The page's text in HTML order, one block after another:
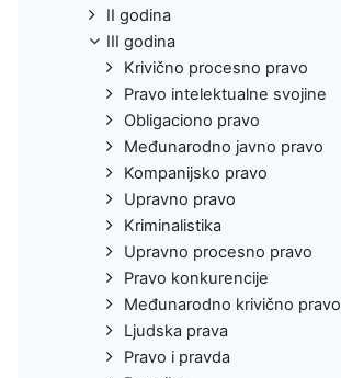
II godina
III godina
Krivično procesno pravo
Pravo intelektualne svojine
Obligaciono pravo
Međunarodno javno pravo
Kompanijsko pravo
Upravno pravo
Kriminalistika
Upravno procesno pravo
Pravo konkurencije
Međunarodno krivično pravo
Ljudska prava
Pravo i pravda